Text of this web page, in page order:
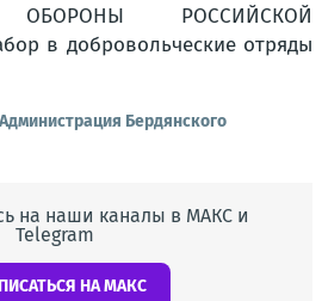
Бердянского
на наши каналы в МАКС и
Telegram
НА МАКС